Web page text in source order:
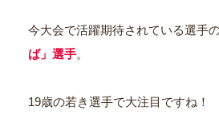
今大会で活躍期待されている選手
ば」選手。
19歳の若き選手で大注目ですね！